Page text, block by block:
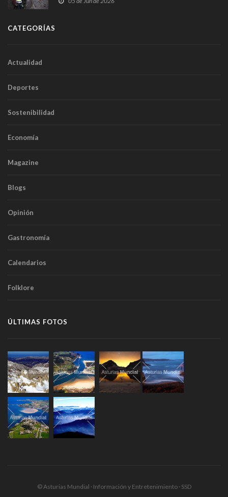
CATEGORÍAS
Actualidad
Deportes
Sostenibilidad
Economía
Magazine
Blogs
Opinión
Gastronomía
Calendarios
Folklore
ÚLTIMAS FOTOS
© Asturias Mundial · Información y Entretenimiento · SSD